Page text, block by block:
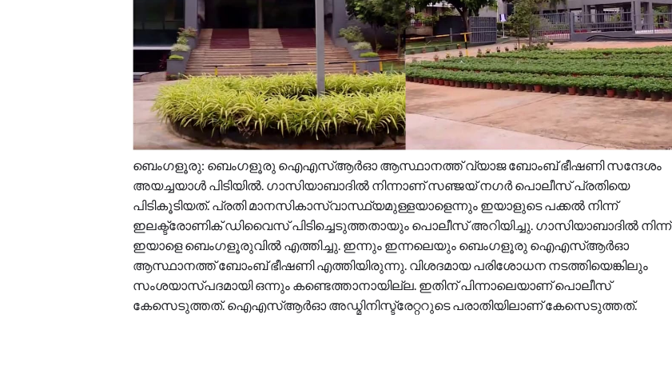
ബെം​ഗളൂരു: ബെം​ഗളൂരു ഐഎസ്ആർഓ ആസ്ഥാനത്ത് വ്യാജ ബോംബ് ഭീഷണി സന്ദേശം
അയച്ചയാൾ പിടിയിൽ. ഗാസിയാബാദിൽ നിന്നാണ് സഞ്ജയ് നഗർ പൊലീസ് പ്രതിയെ
പിടികൂടിയത്. പ്രതി മാനസികാസ്വാസ്ഥ്യമുള്ളയാളെന്നും ഇയാളുടെ പക്കൽ നിന്ന്
ഇലക്ട്രോണിക് ഡിവൈസ് പിടിച്ചെടുത്തതായും പൊലീസ് അറിയിച്ചു. ഗാസിയാബാദിൽ നിന്ന്
ഇയാളെ ബെംഗളൂരുവിൽ എത്തിച്ചു. ഇന്നും ഇന്നലെയും ബെം​ഗളൂരു ഐഎസ്ആർഓ
ആസ്ഥാനത്ത് ബോംബ് ഭീഷണി എത്തിയിരുന്നു. വിശദമായ പരിശോധന നടത്തിയെങ്കിലും
സംശയാസ്പദമായി ഒന്നും കണ്ടെത്താനായില്ല. ഇതിന് പിന്നാലെയാണ് പൊലീസ്
കേസെടുത്തത്. ഐഎസ്ആർഓ അഡ്മിനിസ്ട്രേറ്ററുടെ പരാതിയിലാണ് കേസെടുത്തത്.